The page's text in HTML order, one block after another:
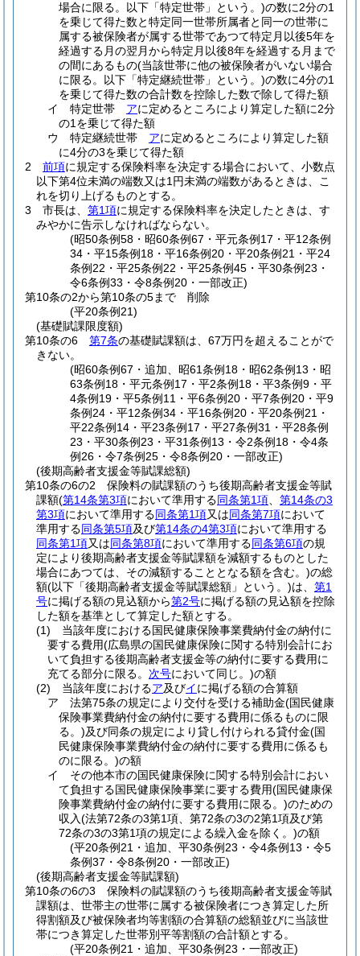
場合に限る。以下「特定世帯」という。)の数に2分の1
を乗じて得た数と特定同一世帯所属者と同一の世帯に
属する被保険者が属する世帯であつて特定月以後5年を
経過する月の翌月から特定月以後8年を経過する月まで
の間にあるもの(当該世帯に他の被保険者がいない場合
に限る。以下「特定継続世帯」という。)の数に4分の1
を乗じて得た数の合計数を控除した数で除して得た額
イ
特定世帯 アに定めるところにより算定した額に2分
の1を乗じて得た額
ウ
特定継続世帯 アに定めるところにより算定した額
に4分の3を乗じて得た額
2
前項に規定する保険料率を決定する場合において、小数点
以下第4位未満の端数又は1円未満の端数があるときは、こ
れを切り上げるものとする。
3
市長は、 第1項に規定する保険料率を決定したときは、す
みやかに告示しなければならない。
(昭50条例58・昭60条例67・平元条例17・平12条例
34・平15条例18・平16条例20・平20条例21・平24
条例22・平25条例22・平25条例45・平30条例23・
令6条例33・令8条例20・一部改正)
第10条の2から第10条の5まで
削除
(平20条例21)
(基礎賦課限度額)
第10条の6
第7条の基礎賦課額は、67万円を超えることがで
きない。
(昭60条例67・追加、昭61条例18・昭62条例13・昭
63条例18・平元条例17・平2条例18・平3条例9・平
4条例19・平5条例11・平6条例20・平7条例20・平9
条例24・平12条例34・平16条例20・平20条例21・
平22条例14・平23条例17・平27条例31・平28条例
23・平30条例23・平31条例13・令2条例18・令4条
例26・令7条例25・令8条例20・一部改正)
(後期高齢者支援金等賦課総額)
第10条の6の2
保険料の賦課額のうち後期高齢者支援金等賦
課額(第14条第3項において準用する同条第1項
第14条の3
第3項において準用する同条第1項又は同条第7項において
準用する同条第5項及び第14条の4第3項において準用する
同条第1項又は同条第8項において準用する同条第6項の規
定により後期高齢者支援金等賦課額を減額するものとした
場合にあつては、その減額することとなる額を含む。)の総
額(以下「後期高齢者支援金等賦課総額」という。)は、 第1
号に掲げる額の見込額から第2号に掲げる額の見込額を控除
した額を基準として算定した額とする。
(1)
当該年度における国民健康保険事業費納付金の納付に
要する費用(広島県の国民健康保険に関する特別会計にお
いて負担する後期高齢者支援金等の納付に要する費用に
充てる部分に限る。 次号において同じ。)の額
(2)
当該年度におけるア及びイに掲げる額の合算額
ア
法第75条の規定により交付を受ける補助金(国民健康
保険事業費納付金の納付に要する費用に係るものに限
る。)及び同条の規定により貸し付けられる貸付金(国
民健康保険事業費納付金の納付に要する費用に係るも
のに限る。)の額
イ
その他本市の国民健康保険に関する特別会計におい
て負担する国民健康保険事業に要する費用(国民健康保
険事業費納付金の納付に要する費用に限る。)のための
収入(法第72条の3第1項、第72条の3の2第1項及び第
72条の3の3第1項の規定による繰入金を除く。)の額
(平20条例21・追加、平30条例23・令4条例13・令5
条例37・令8条例20・一部改正)
(後期高齢者支援金等賦課額)
第10条の6の3
保険料の賦課額のうち後期高齢者支援金等賦
課額は、世帯主の世帯に属する被保険者につき算定した所
得割額及び被保険者均等割額の合算額の総額並びに当該世
帯につき算定した世帯別平等割額の合計額とする。
(平20条例21・追加、平30条例23・一部改正)